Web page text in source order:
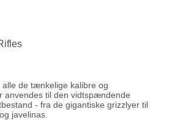
de tænkelige kalibre og
anvendes til den vidtspændende
- fra de gigantiske grizzlyer til
javelinas.